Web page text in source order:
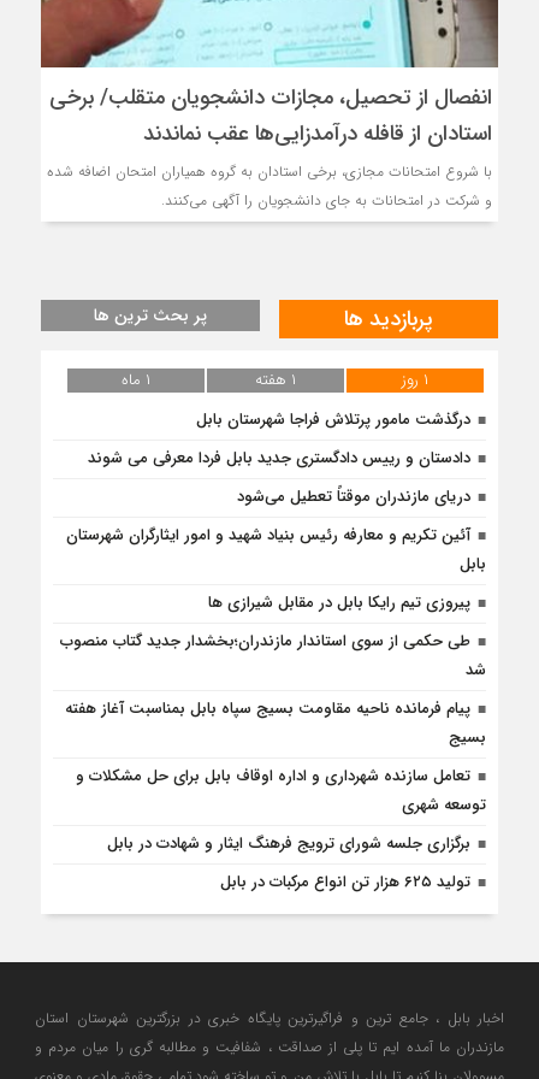
انفصال از تحصیل، مجازات دانشجویان متقلب/ برخی
استادان از قافله درآمدزایی‌ها عقب نماندند
با شروع امتحانات مجازی، برخی استادان به گروه همیاران امتحان اضافه شده‌
و شرکت در امتحانات به جای دانشجویان را آگهی می‌کنند.
پربازدید ها پر بحث ترین ها
۱ روز ۱ هفته
۱ ماه
درگذشت مامور پرتلاش فراجا شهرستان بابل
دادستان و رییس دادگستری جدید بابل فردا معرفی می شوند
دریای مازندران موقتاً تعطیل می‌شود
آئین تکریم و معارفه رئیس بنیاد شهید و امور ایثارگران شهرستان
بابل
پیروزی تیم رایکا بابل در مقابل شیرازی ها
طی حکمی از سوی استاندار مازندران؛بخشدار جدید گتاب منصوب
شد
پیام فرمانده ناحیه مقاومت بسیج سپاه بابل بمناسبت آغاز هفته
بسیج
تعامل سازنده شهرداری و اداره اوقاف بابل برای حل مشکلات و
توسعه شهری
برگزاری جلسه شورای ترویج فرهنگ ایثار و شهادت در بابل
تولید ۶۲۵ هزار تن انواع مرکبات در بابل
اخبار بابل ، جامع ترین و فراگیرترین پایگاه خبری در بزرگترین شهرستان استان
مازندران ما آمده ایم تا پلی از صداقت ، شفافیت و مطالبه گری را میان مردم و